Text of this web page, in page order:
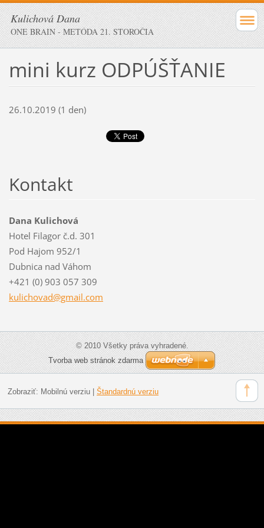
Kulichová Dana
ONE BRAIN - METÓDA 21. STOROČIA
mini kurz ODPÚŠŤANIE
26.10.2019 (1 den)
Kontakt
Dana Kulichová
Hotel Filagor č.d. 301
Pod Hajom 952/1
Dubnica nad Váhom
+421 (0) 903 057 309
kulichovad@gmail.com
© 2010 Všetky práva vyhradené.
Tvorba web stránok zdarma
Zobraziť: Mobilnú verziu| Štandardnú verziu